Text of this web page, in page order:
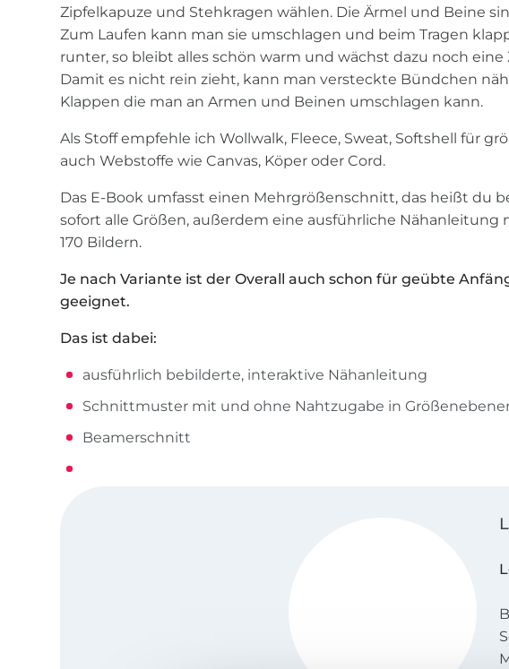
Zipfelkapuze und Stehkragen wählen. Die Ärmel und Beine
Zum Laufen kann man sie umschlagen und beim Tragen
runter, so bleibt alles schön warm und wächst dazu noch eine
Damit es nicht rein zieht, kann man versteckte Bündchen
Klappen die man an Armen und Beinen umschlagen kann.
Als Stoff empfehle ich Wollwalk, Fleece, Sweat, Softshell für
auch Webstoffe wie Canvas, Köper oder Cord.
Das E-Book umfasst einen Mehrgrößenschnitt, das heißt du
sofort alle Größen, außerdem eine ausführliche Nähanleitung
170 Bildern.
Je nach Variante ist der Overall auch schon für geübte
geeignet.
Das ist dabei:
ausführlich bebilderte, interaktive Nähanleitung
Schnittmuster mit und ohne Nahtzugabe in
Beamerschnitt